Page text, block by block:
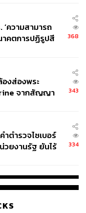
ม. 2569
STANDARD
ความสามารถ
าคตการปฏิรูปสี
368
งส่องพระ
จากสัญญา
รนด์
343
ำตำรวจไซเบอร์
วยงานรัฐ ยันไร้
334